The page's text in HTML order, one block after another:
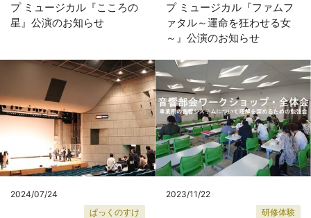
プ ミュージカル『こころの
星』公演のお知らせ
プ ミュージカル『ファムフ
ァタル～運命を狂わせる女
～』公演のお知らせ
2024/07/24
ぱっくのすけ
2023/11/22
研修体験